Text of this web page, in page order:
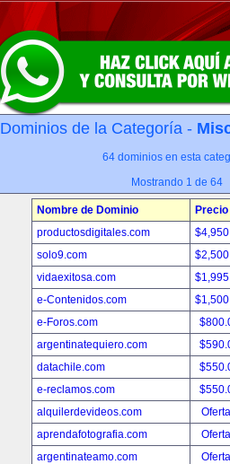
Dominios de la Categoría -
64 dominios en esta
Mostrando 1 de 64
Nombre de Dominio
Precio
productosdigitales.com
solo9.com
vidaexitosa.com
e-Contenidos.com
e-Foros.com
argentinatequiero.com
datachile.com
e-reclamos.com
alquilerdevideos.com
aprendafotografia.com
argentinateamo.com